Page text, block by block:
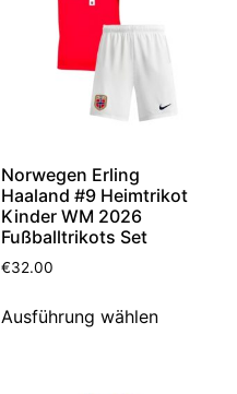
Norwegen Erling
Haaland #9 Heimtrikot
Kinder WM 2026
Fußballtrikots Set
€32.00
Ausführung wählen